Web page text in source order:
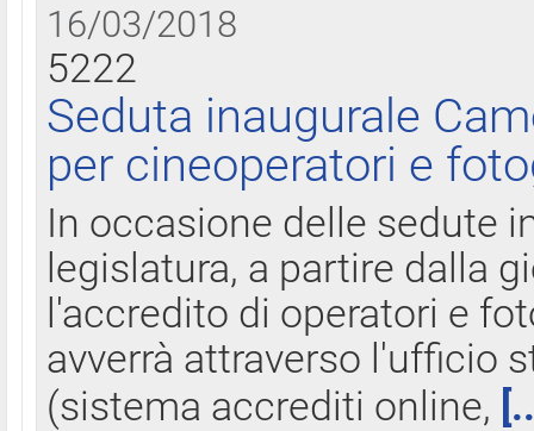
16/03/2018
5222
Seduta inaugurale
per cineoperatori e
In occasione delle sedute
legislatura, a partire dalla
l'accredito di operatori e
avverrà attraverso l'ufficio
(sistema accrediti online,